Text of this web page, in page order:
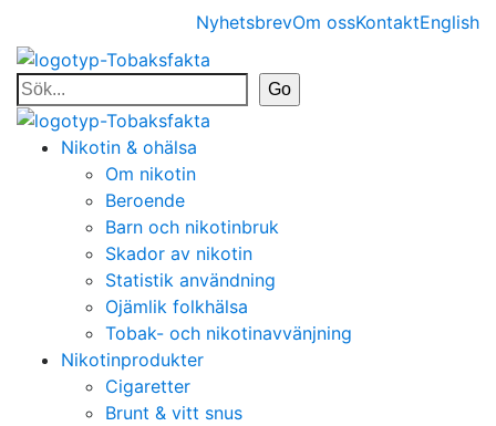
NyhetsbrevOm ossKontaktEnglish
Nikotin & ohälsa
Om nikotin
Beroende
Barn och nikotinbruk
Skador av nikotin
Statistik användning
Ojämlik folkhälsa
Tobak- och nikotinavvänjning
Nikotinprodukter
Cigaretter
Brunt & vitt snus